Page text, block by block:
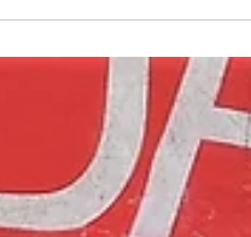
La satisfacción del presidente
no es para...